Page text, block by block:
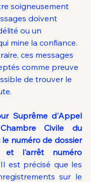
soigneusement
doivent
ou un
mine la confiance.
ces messages
comme preuve
de trouver le
Suprême d'Appel
Civile du
le numéro de dossier
et l'arrêt numéro
est précisé que les
sur le